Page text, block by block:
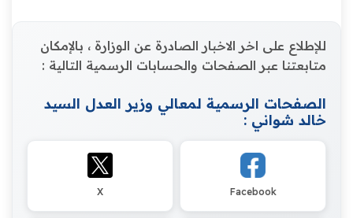
للإطلاع على اخر الاخبار الصادرة عن الوزارة ، بالإمكان
متابعتنا عبر الصفحات والحسابات الرسمية التالية :
الصفحات الرسمية لمعالي وزير العدل السيد
خالد شواني :
Facebook
X